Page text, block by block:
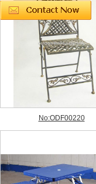
No:ODF00220